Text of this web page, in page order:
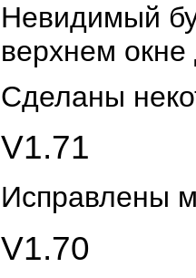
Невидимый
верхнем
Сделаны
V1.71
Исправлены
V1.70